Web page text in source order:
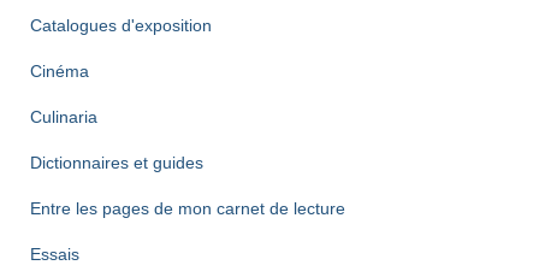
Catalogues d'exposition
Cinéma
Culinaria
Dictionnaires et guides
Entre les pages de mon carnet de lecture
Essais